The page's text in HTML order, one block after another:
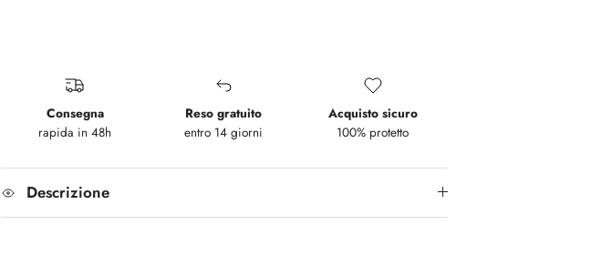
Consegna
rapida in 48h
Reso gratuito
entro 14 giorni
Acquisto sicuro
100% protetto
Descrizione